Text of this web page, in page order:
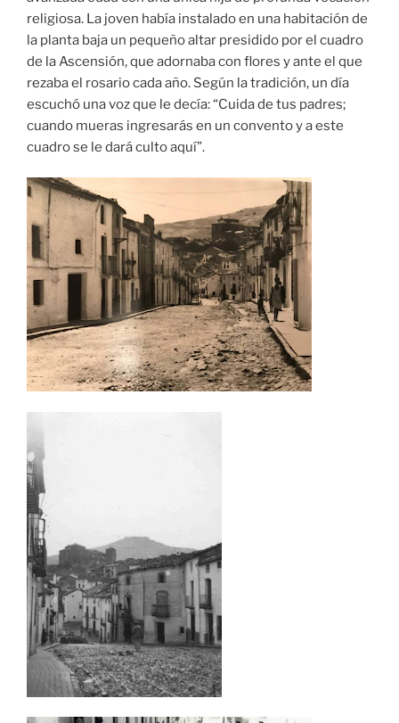
religiosa. La joven había instalado en una habitación de
la planta baja un pequeño altar presidido por el cuadro
de la Ascensión, que adornaba con flores y ante el que
rezaba el rosario cada año. Según la tradición, un día
escuchó una voz que le decía: “Cuida de tus padres;
cuando mueras ingresarás en un convento y a este
cuadro se le dará culto aquí”.